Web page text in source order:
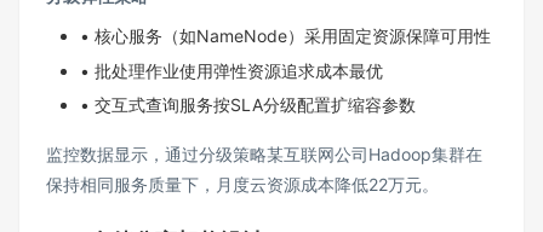
• 核心服务（如NameNode）采用固定资源保障可用性
• 批处理作业使用弹性资源追求成本最优
• 交互式查询服务按SLA分级配置扩缩容参数
监控数据显示，通过分级策略某互联网公司Hadoop集群在
保持相同服务质量下，月度云资源成本降低22万元。